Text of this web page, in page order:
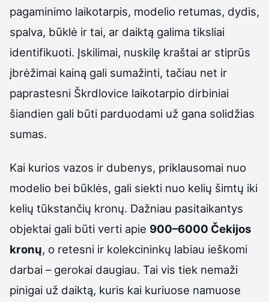
pagaminimo laikotarpis, modelio retumas, dydis,
spalva, būklė ir tai, ar daiktą galima tiksliai
identifikuoti. Įskilimai, nuskilę kraštai ar stiprūs
įbrėžimai kainą gali sumažinti, tačiau net ir
paprastesni Škrdlovice laikotarpio dirbiniai
šiandien gali būti parduodami už gana solidžias
sumas.
Kai kurios vazos ir dubenys, priklausomai nuo
modelio bei būklės, gali siekti nuo kelių šimtų iki
kelių tūkstančių kronų. Dažniau pasitaikantys
objektai gali būti verti apie 900–6000 Čekijos
kronų, o retesni ir kolekcininkų labiau ieškomi
darbai – gerokai daugiau. Tai vis tiek nemaži
pinigai už daiktą, kuris kai kuriuose namuose